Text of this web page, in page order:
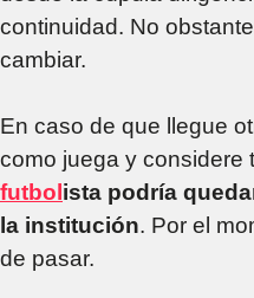
continuidad. No
cambiar.
En caso de que llegue
como juega y considere
futbolista podría
la institución. Por el
de pasar.